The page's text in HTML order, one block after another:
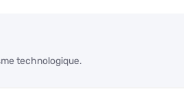
technologique.